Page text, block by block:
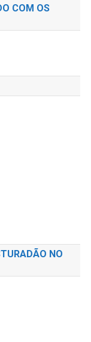
COM OS
NO